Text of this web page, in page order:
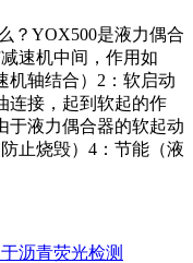
？YOX500是液力偶合
速机中间，作用如
机轴结合）2：软启动
连接，起到软起的作
于液力偶合器的软起动
止烧毁）4：节能（液
沥青荧光检测